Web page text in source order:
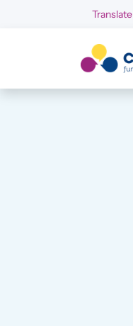
Pasar al contenido